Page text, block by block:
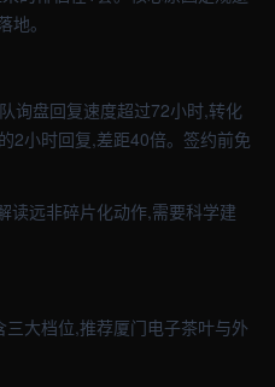
。
询盘回复速度超过72小时,转化
2小时回复,差距40倍。签约前免
读远非碎片化动作,需要科学建
大档位,推荐厦门电子茶叶与外